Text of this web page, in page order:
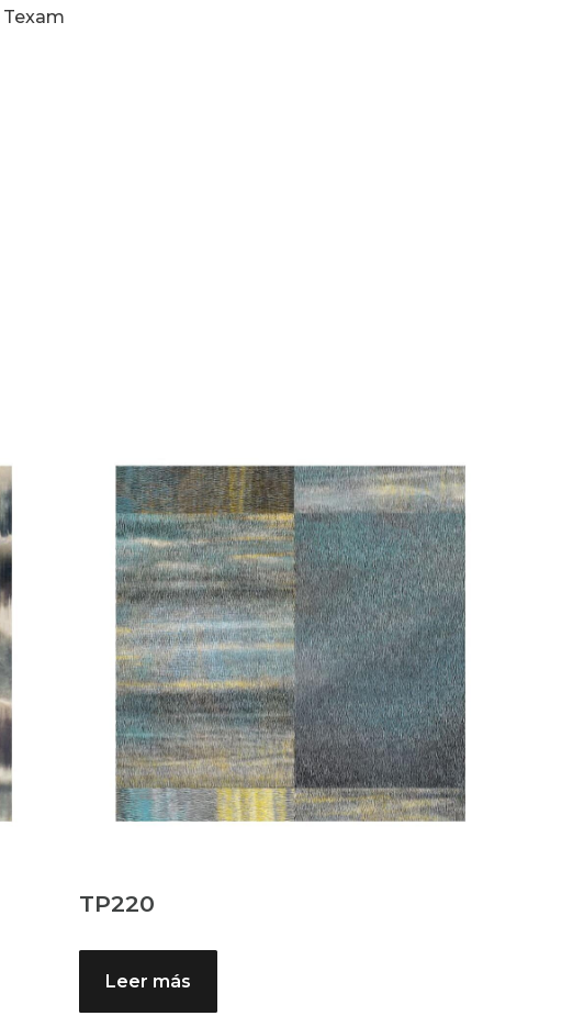
Texam
TP220
Leer más